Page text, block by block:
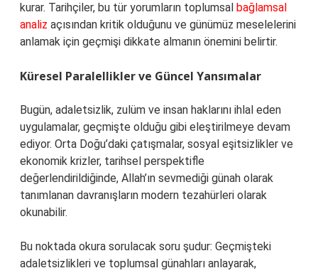
kurar. Tarihçiler, bu tür yorumların toplumsal bağlamsal
analiz açısından kritik olduğunu ve günümüz meselelerini
anlamak için geçmişi dikkate almanın önemini belirtir.
Küresel Paralellikler ve Güncel Yansımalar
Bugün, adaletsizlik, zulüm ve insan haklarını ihlal eden
uygulamalar, geçmişte olduğu gibi eleştirilmeye devam
ediyor. Orta Doğu’daki çatışmalar, sosyal eşitsizlikler ve
ekonomik krizler, tarihsel perspektifle
değerlendirildiğinde, Allah’ın sevmediği günah olarak
tanımlanan davranışların modern tezahürleri olarak
okunabilir.
Bu noktada okura sorulacak soru şudur: Geçmişteki
adaletsizlikleri ve toplumsal günahları anlayarak,